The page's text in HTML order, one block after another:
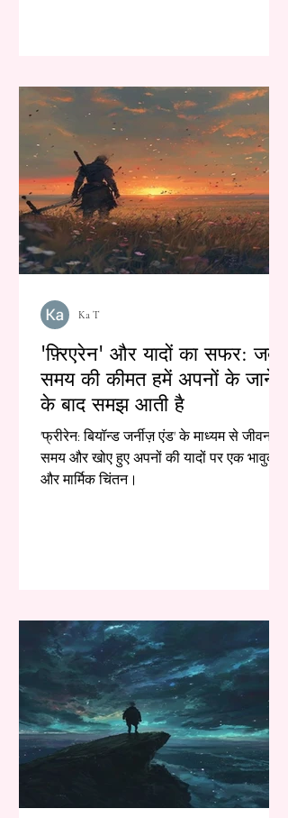
'फ़्रिएरेन' और यादों का सफर: जब
समय की कीमत हमें अपनों के जाने
के बाद समझ आती है
'फ्रीरेन: बियॉन्ड जर्नीज़ एंड' के माध्यम से जीवन,
समय और खोए हुए अपनों की यादों पर एक भावुक
और मार्मिक चिंतन।
Ka T